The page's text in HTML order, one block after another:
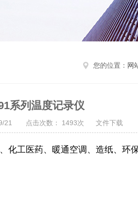
您的位置： 网
系列温度记录仪
9/21 点击次数： 1493次 文件下载
化工医药、暖通空调、造纸、环